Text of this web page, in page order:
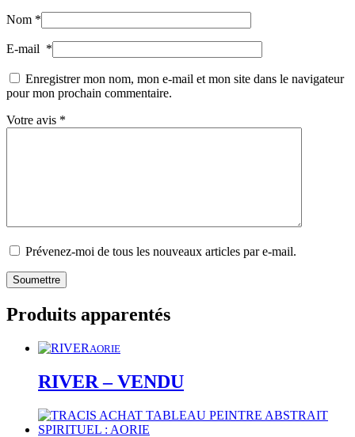
Nom *
E-mail *
Enregistrer mon nom, mon e-mail et mon site dans le navigateur
pour mon prochain commentaire.
Votre avis *
Prévenez-moi de tous les nouveaux articles par e-mail.
Produits apparentés
AORIE
RIVER – VENDU